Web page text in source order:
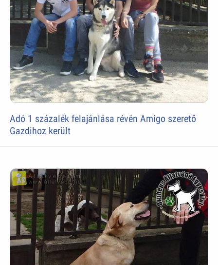
Adó 1 százalék felajánlása révén Amigo szerető
Gazdihoz került